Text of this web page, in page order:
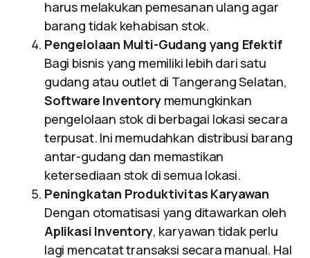
harus melakukan pemesanan ulang agar
barang tidak kehabisan stok.
Pengelolaan Multi-Gudang yang Efektif
Bagi bisnis yang memiliki lebih dari satu
gudang atau outlet di Tangerang Selatan,
Software Inventorymemungkinkan
pengelolaan stok di berbagai lokasi secara
terpusat. Ini memudahkan distribusi barang
antar-gudang dan memastikan
ketersediaan stok di semua lokasi.
Peningkatan Produktivitas Karyawan
Dengan otomatisasi yang ditawarkan oleh
Aplikasi Inventory, karyawan tidak perlu
lagi mencatat transaksi secara manual. Hal